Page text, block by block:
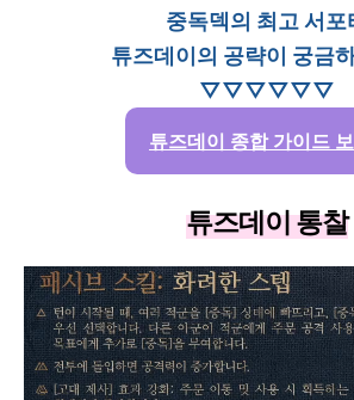
중독덱의 최고 서포
튜즈데이의 공략이 궁금
▽▽▽▽▽▽
튜즈데이 종합 가이드
튜즈데이 통찰